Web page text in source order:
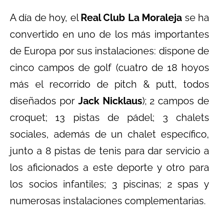
A día de hoy, elReal Club La Moraleja se ha
convertido en uno de los más importantes
de Europa por sus instalaciones: dispone de
cinco campos de golf (cuatro de 18 hoyos
más el recorrido de pitch & putt, todos
diseñados por Jack Nicklaus); 2 campos de
croquet; 13 pistas de pádel; 3 chalets
sociales, además de un chalet específico,
junto a 8 pistas de tenis para dar servicio a
los aficionados a este deporte y otro para
los socios infantiles; 3 piscinas; 2 spas y
numerosas instalaciones complementarias.